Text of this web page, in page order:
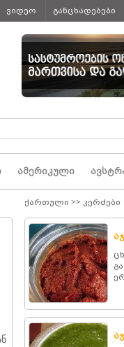
ვიდეო განცხადებები
ამერიკული
ქართული >> კერძები